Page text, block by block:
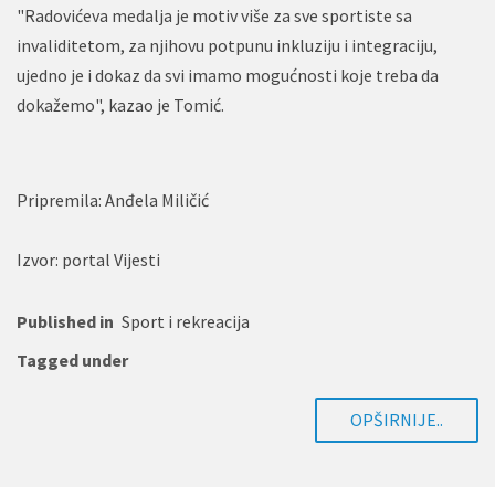
"Radovićeva medalja je motiv više za sve sportiste sa
invaliditetom, za njihovu potpunu inkluziju i integraciju,
ujedno je i dokaz da svi imamo mogućnosti koje treba da
dokažemo", kazao je Tomić.
Pripremila: Anđela Miličić
Izvor: portal Vijesti
Published in Sport i rekreacija
Tagged under
OPŠIRNIJE..